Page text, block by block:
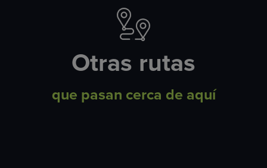
Otras rutas
que pasan cerca de aquí